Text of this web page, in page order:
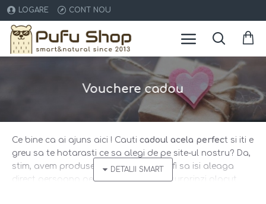
LOGARE CONT NOU
Vouchere cadou
Ce bine ca ai ajuns aici ! Cauti cadoul acela perfect si iti e
greu sa te hotarasti ce sa alegi de pe site-ul nostru? Da,
stim, avem produse tare faine :) Ce-ar fi sa isi aleaga
direct persoana pe care doresti sa o surprinzi placut.